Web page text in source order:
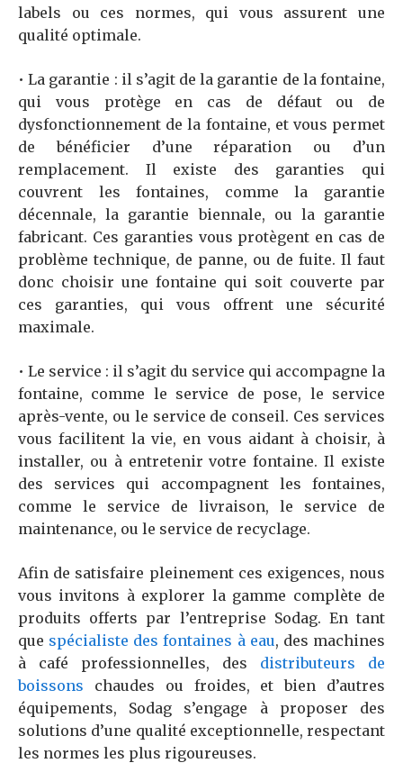
labels ou ces normes, qui vous assurent une
qualité optimale.
• La garantie : il s’agit de la garantie de la fontaine,
qui vous protège en cas de défaut ou de
dysfonctionnement de la fontaine, et vous permet
de bénéficier d’une réparation ou d’un
remplacement. Il existe des garanties qui
couvrent les fontaines, comme la garantie
décennale, la garantie biennale, ou la garantie
fabricant. Ces garanties vous protègent en cas de
problème technique, de panne, ou de fuite. Il faut
donc choisir une fontaine qui soit couverte par
ces garanties, qui vous offrent une sécurité
maximale.
• Le service : il s’agit du service qui accompagne la
fontaine, comme le service de pose, le service
après-vente, ou le service de conseil. Ces services
vous facilitent la vie, en vous aidant à choisir, à
installer, ou à entretenir votre fontaine. Il existe
des services qui accompagnent les fontaines,
comme le service de livraison, le service de
maintenance, ou le service de recyclage.
Afin de satisfaire pleinement ces exigences, nous
vous invitons à explorer la gamme complète de
produits offerts par l’entreprise Sodag. En tant
que spécialiste des fontaines à eau, des machines
à café professionnelles, des distributeurs de
boissons chaudes ou froides, et bien d’autres
équipements, Sodag s’engage à proposer des
solutions d’une qualité exceptionnelle, respectant
les normes les plus rigoureuses.